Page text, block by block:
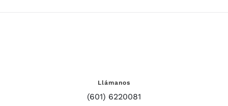
Llámanos
(601) 6220081